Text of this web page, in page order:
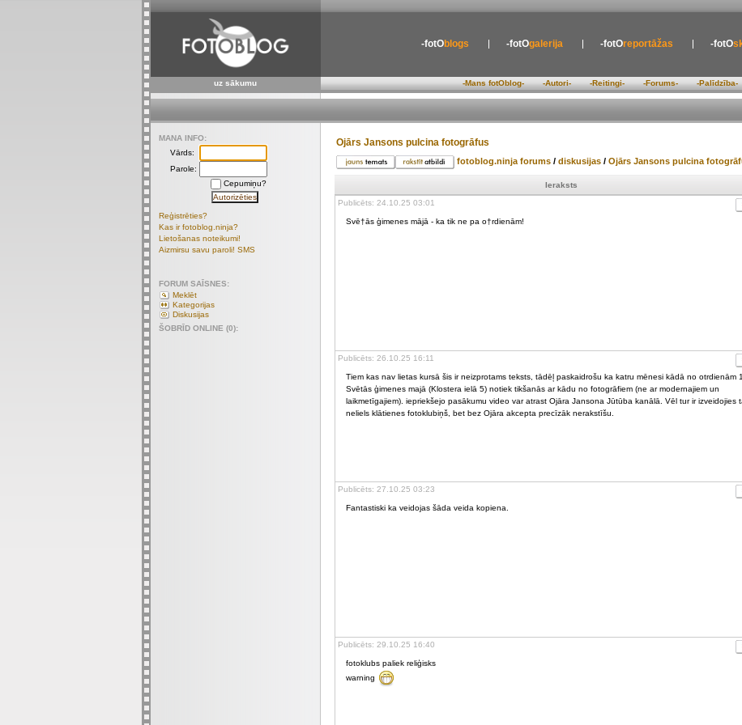
-fotOblogs -fotOgalerija -fotOreportāžas -fotO
uz sākumu -Mans fotOblog- -Autori- -Reitingi- -Forums- -Palīdzība-
Ojārs Jansons pulcina fotogrāfus
fotoblog.ninja forums / diskusijas / Ojārs Jansons pulcina
Ieraksts
Publicēts: 24.10.25 03:01
Svē†ās ģimenes mājā - ka tik ne pa o†rdienām!
Publicēts: 26.10.25 16:11
Tiem kas nav lietas kursā šis ir neizprotams teksts, tādēļ paskaidrošu ka katru mēnesi kādā no otrdienām
Svētās ģimenes majā (Klostera ielā 5) notiek tikšanās ar kādu no fotogrāfiem (ne ar modernajiem un
laikmetīgajiem). iepriekšejo pasākumu video var atrast Ojāra Jansona Jūtūba kanālā. Vēl tur ir izveidojies
neliels klātienes fotoklubiņš, bet bez Ojāra akcepta precīzāk nerakstīšu.
Publicēts: 27.10.25 03:23
Fantastiski ka veidojas šāda veida kopiena.
Publicēts: 29.10.25 16:40
fotoklubs paliek reliģisks
warning
MANA INFO:
Vārds:
Parole:
Cepumiņu?
Reģistrēties?
Kas ir fotoblog.ninja?
Lietošanas noteikumi!
Aizmirsu savu paroli! SMS
FORUM SAĪSNES:
Meklēt
Kategorijas
Diskusijas
ŠOBRĪD ONLINE (0):